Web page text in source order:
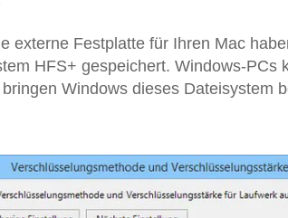
externe Festplatte für Ihren Mac
HFS+ gespeichert. Windows-PCs
Windows dieses Dateisystem